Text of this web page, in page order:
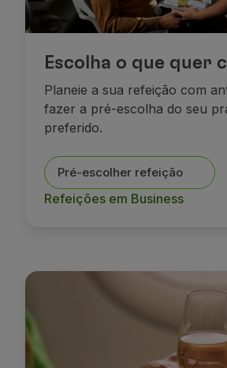
Escolha o que quer
Planeie a sua refeição com
fazer a pré-escolha do seu
preferido.
Pré-escolher refeição
Refeições em Business